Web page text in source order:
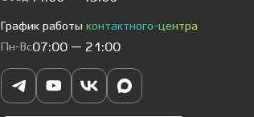
График работы контактного-центра
Пн-Вс07:00 — 21:00